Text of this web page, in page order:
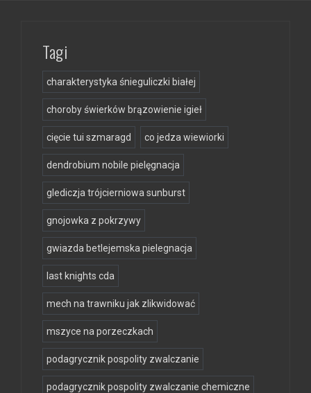
Tagi
charakterystyka śnieguliczki białej
choroby świerków brązowienie igieł
cięcie tui szmaragd co jedza wiewiorki
dendrobium nobile pielęgnacja
glediczja trójcierniowa sunburst
gnojowka z pokrzywy
gwiazda betlejemska pielegnacja
last knights cda
mech na trawniku jak zlikwidować
mszyce na porzeczkach
podagrycznik pospolity zwalczanie
podagrycznik pospolity zwalczanie chemiczne